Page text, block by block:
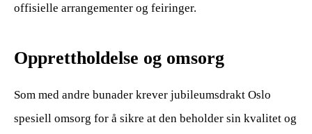
offisielle arrangementer og feiringer.
Opprettholdelse og omsorg
Som med andre bunader krever jubileumsdrakt Oslo
spesiell omsorg for å sikre at den beholder sin kvalitet og